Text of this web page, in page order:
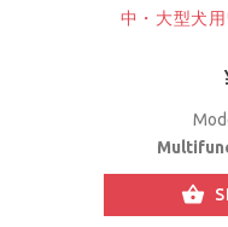
中・大型犬